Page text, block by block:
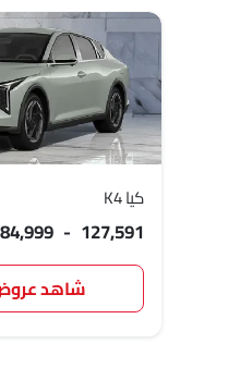
كيا K4
84,999 - 127,591
شاهد